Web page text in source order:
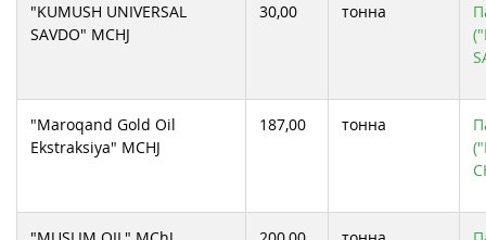
"KUMUSH UNIVERSAL
SAVDO" MCHJ
30,00 тонна
"Maroqand Gold Oil
Ekstraksiya" MCHJ
187,00 тонна